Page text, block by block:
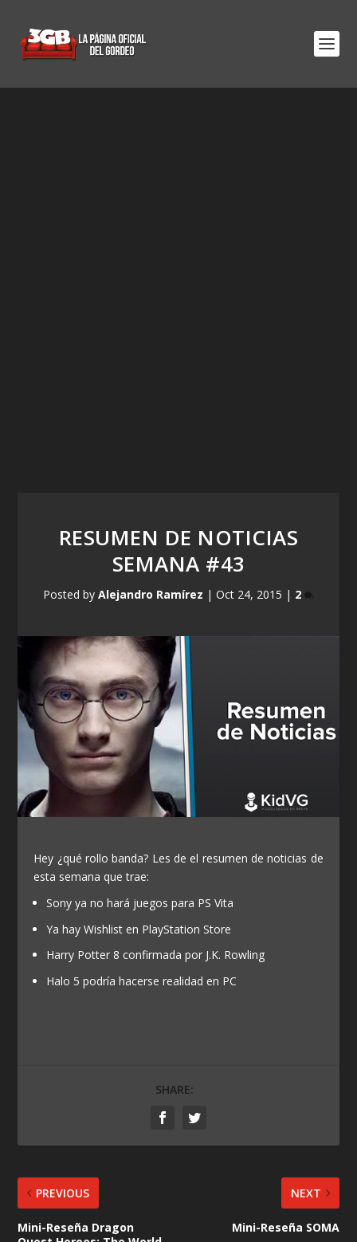
RESUMEN DE NOTICIAS
SEMANA #43
Posted by Alejandro Ramírez | Oct 24, 2015 | 2
Hey ¿qué rollo banda? Les de el resumen de noticias de
esta semana que trae:
Sony ya no hará juegos para PS Vita
Ya hay Wishlist en PlayStation Store
Harry Potter 8 confirmada por J.K. Rowling
Halo 5 podría hacerse realidad en PC
SHARE:
PREVIOUS
Mini-Reseña Dragon
NEXT
Mini-Reseña SOMA